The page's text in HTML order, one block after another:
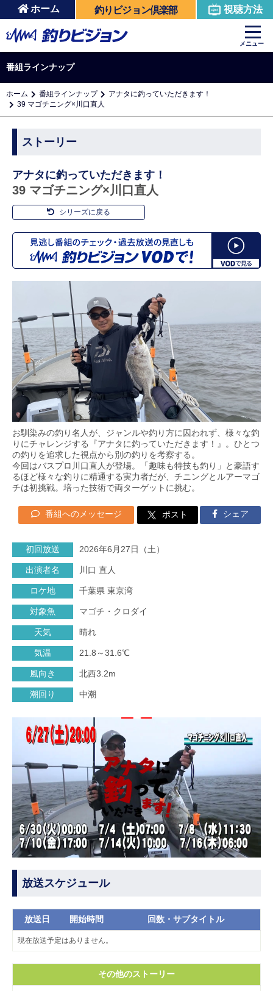
ホーム 釣りビジョン倶楽部 視聴方法
メニュー
番組ラインナップ
ホーム 番組ラインナップ
アナタに釣っていただきます！
39 マゴチニング×川口直人
ストーリー
アナタに釣っていただきます！
39 マゴチニング×川口直人
シリーズに戻る
お馴染みの釣り名人が、ジャンルや釣り方に囚われず、様々な釣
りにチャレンジする『アナタに釣っていただきます！』。ひとつ
の釣りを追求した視点から別の釣りを考察する。
今回はバスプロ川口直人が登場。「趣味も特技も釣り」と豪語す
るほど様々な釣りに精通する実力者だが、チニングとルアーマゴ
チは初挑戦。培った技術で両ターゲットに挑む。
番組へのメッセージ ポスト シェア
初回放送 2026年6月27日（土）
出演者名 川口 直人
ロケ地 千葉県 東京湾
対象魚 マゴチ・クロダイ
天気 晴れ
気温 21.8～31.6℃
風向き 北西3.2m
潮回り 中潮
放送スケジュール
放送日 開始時間 回数・サブタイトル
現在放送予定はありません。
その他のストーリー